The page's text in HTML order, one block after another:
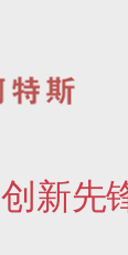
创新先